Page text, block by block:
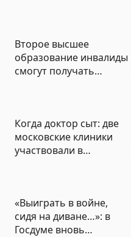
Второе высшее
образование инвалиды
смогут получать
Когда доктор сыт: две
московские клиники
участвовали в
«Выиграть в войне,
сидя на диване…»: в
Госдуме вновь